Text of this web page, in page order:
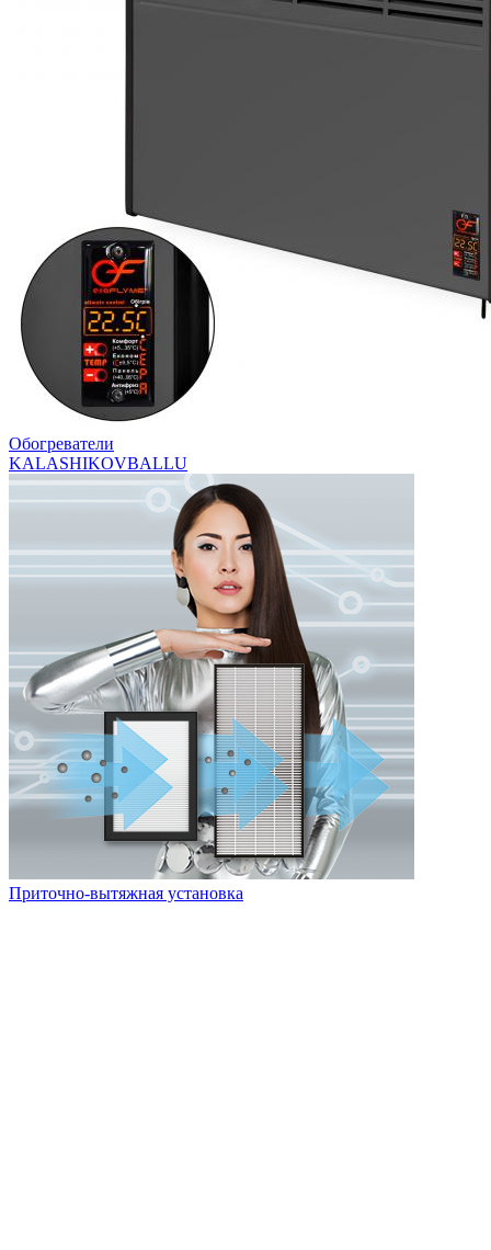
Обогреватели
KALASHIKOVBALLU
Приточно-вытяжная установка